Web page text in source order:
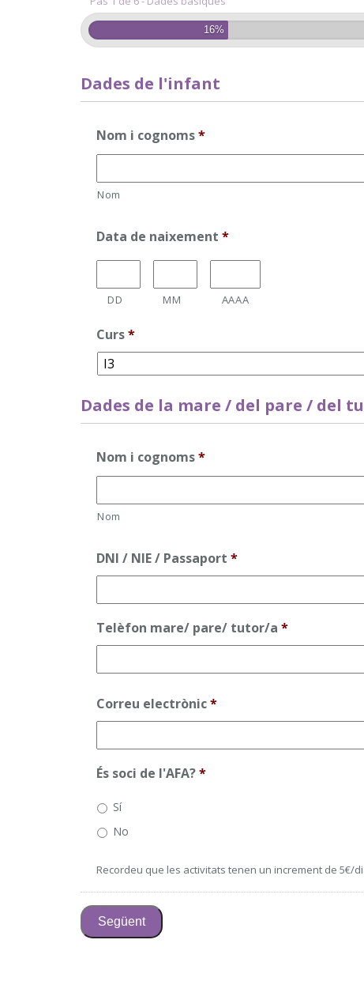
16%
Dades de l'infant
Nom i cognoms*
Nom
Data de naixement *
DD MM AAAA
Curs*
Dades de la mare / del pare / del
Nom i cognoms*
Nom
DNI / NIE / Passaport *
Telèfon mare/ pare/ tutor/a *
Correu electrònic*
És soci de l'AFA?*
Sí
No
Recordeu que les activitats tenen un increment de 5€/